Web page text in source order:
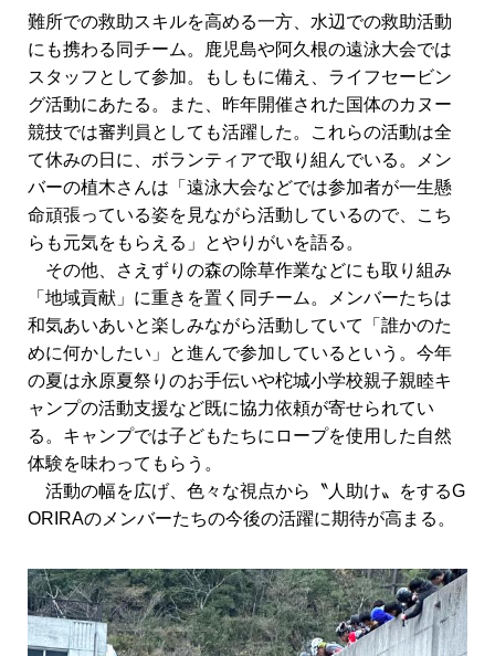
難所での救助スキルを高める一方、水辺での救助活動
にも携わる同チーム。鹿児島や阿久根の遠泳大会では
スタッフとして参加。もしもに備え、ライフセービン
グ活動にあたる。また、昨年開催された国体のカヌー
競技では審判員としても活躍した。これらの活動は全
て休みの日に、ボランティアで取り組んでいる。メン
バーの植木さんは「遠泳大会などでは参加者が一生懸
命頑張っている姿を見ながら活動しているので、こち
らも元気をもらえる」とやりがいを語る。
その他、さえずりの森の除草作業などにも取り組み
「地域貢献」に重きを置く同チーム。メンバーたちは
和気あいあいと楽しみながら活動していて「誰かのた
めに何かしたい」と進んで参加しているという。今年
の夏は永原夏祭りのお手伝いや柁城小学校親子親睦キ
ャンプの活動支援など既に協力依頼が寄せられてい
る。キャンプでは子どもたちにロープを使用した自然
体験を味わってもらう。
活動の幅を広げ、色々な視点から〝人助け〟をするG
ORIRAのメンバーたちの今後の活躍に期待が高まる。